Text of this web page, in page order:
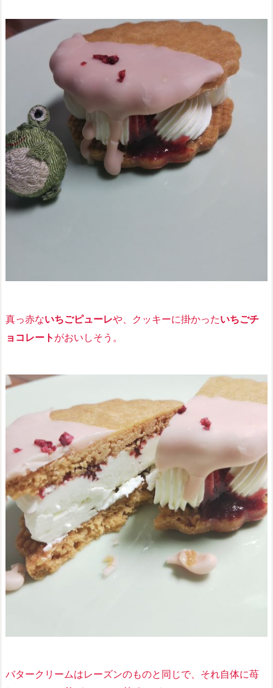
真っ赤ないちごピューレや、クッキーに掛かったいちごチ
ョコレート がおいしそう。
バタークリームはレーズンのものと同じで、それ自体に苺